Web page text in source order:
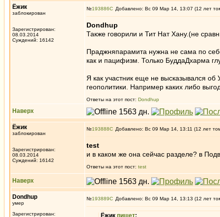
Ёжик
заблокирован
Зарегистрирован:
08.03.2014
Суждений: 16142
№193886 Добавлено: Вс 09 Мар 14, 13:07 (12 лет
Dondhup
Также говорили и Тит Нат Хану.(не
Праджняпарамита нужна не сама по
как и пацифизм. Только БуддаДхарма
Я как участник еще не высказывался
геополитики. Например каких либо
Ответы на этот пост: Dondhup
Наверх
Ёжик
заблокирован
Зарегистрирован:
08.03.2014
Суждений: 16142
№193888 Добавлено: Вс 09 Мар 14, 13:11 (12 лет
test
и в каком же она сейчас разделе? в
Ответы на этот пост: test
Наверх
Dondhup
умер
Зарегистрирован:
№193889 Добавлено: Вс 09 Мар 14, 13:13 (12 лет
Ёжик пишет: